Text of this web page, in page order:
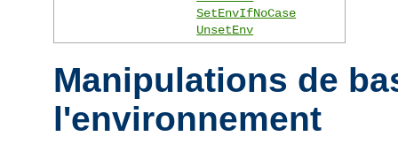
SetEnvIfNoCase
UnsetEnv
Manipulations de
l'environnement